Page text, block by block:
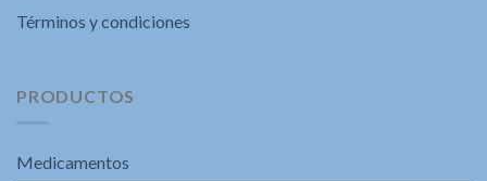
Términos y condiciones
PRODUCTOS
Medicamentos